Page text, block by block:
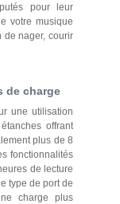
pour leur
votre musique
de nager, courir
de charge
une utilisation
offrant
plus de 8
fonctionnalités
de lecture
type de port de
charge plus